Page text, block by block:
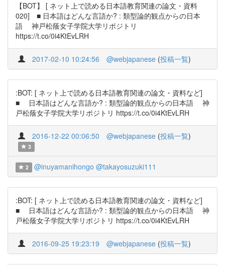
【BOT】 [ ネット上で読める日本語教育関連の論文・資料
020] ■ 日本語はどんな言語か? : 類型論的観点からの日本
語 神戸松蔭女子学院大学リポジトリ
https://t.co/0i4KtEvLRH
2017-02-10 10:24:56 @webjapanese (投稿一覧)
:BOT: [ ネット上で読める日本語教育関連の論文・資料など]
■ 日本語はどんな言語か? : 類型論的観点からの日本語 神
戸松蔭女子学院大学リポジトリ https://t.co/0i4KtEvLRH
2016-12-22 00:06:50 @webjapanese (投稿一覧)
3
2 @inuyamanihongo @takayosuzuki111
:BOT: [ ネット上で読める日本語教育関連の論文・資料など]
■ 日本語はどんな言語か? : 類型論的観点からの日本語 神
戸松蔭女子学院大学リポジトリ https://t.co/0i4KtEvLRH
2016-09-25 19:23:19 @webjapanese (投稿一覧)